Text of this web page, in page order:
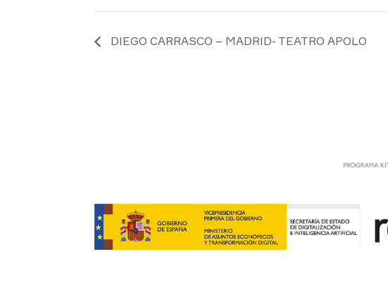
DIEGO CARRASCO – MADRID- TEATRO APOLO